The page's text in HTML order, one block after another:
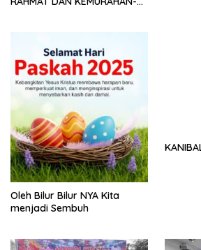
Oleh Bilur Bilur NYA Kita
menjadi Sembuh